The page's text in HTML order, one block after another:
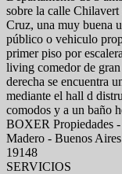
sobre la calle
Cruz, una muy buena
público o vehiculo
primer piso por
living comedor de
derecha se encuentra
mediante el hall d
comodos y a un baño
BOXER Propiedades
Madero - Buenos
19148
SERVICIOS